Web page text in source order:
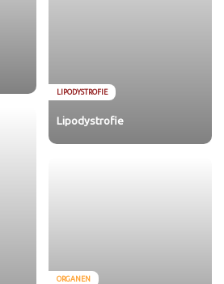
LIPODYSTROFIE
Lipodystrofie
ORGANEN